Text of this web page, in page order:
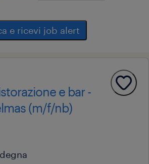
e ricevi job alert
e bar -
(m/f/nb)